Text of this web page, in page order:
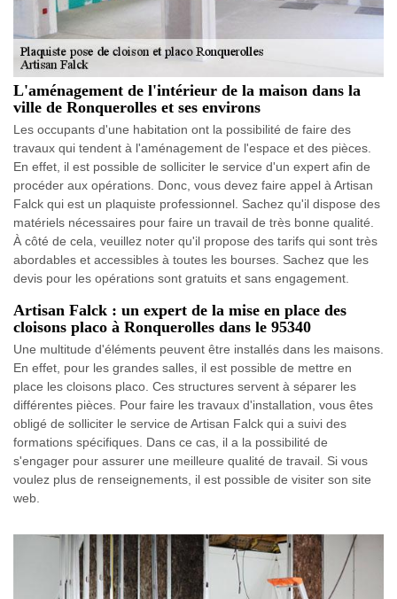
L'aménagement de l'intérieur de la maison dans la
ville de Ronquerolles et ses environs
Les occupants d'une habitation ont la possibilité de faire des
travaux qui tendent à l'aménagement de l'espace et des pièces.
En effet, il est possible de solliciter le service d'un expert afin de
procéder aux opérations. Donc, vous devez faire appel à Artisan
Falck qui est un plaquiste professionnel. Sachez qu'il dispose des
matériels nécessaires pour faire un travail de très bonne qualité.
À côté de cela, veuillez noter qu'il propose des tarifs qui sont très
abordables et accessibles à toutes les bourses. Sachez que les
devis pour les opérations sont gratuits et sans engagement.
Artisan Falck : un expert de la mise en place des
cloisons placo à Ronquerolles dans le 95340
Une multitude d'éléments peuvent être installés dans les maisons.
En effet, pour les grandes salles, il est possible de mettre en
place les cloisons placo. Ces structures servent à séparer les
différentes pièces. Pour faire les travaux d'installation, vous êtes
obligé de solliciter le service de Artisan Falck qui a suivi des
formations spécifiques. Dans ce cas, il a la possibilité de
s'engager pour assurer une meilleure qualité de travail. Si vous
voulez plus de renseignements, il est possible de visiter son site
web.